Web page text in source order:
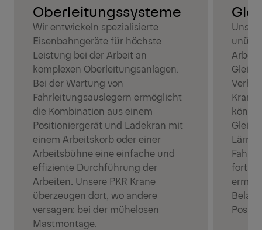
Oberleitungssysteme
Wir entwickeln spezialisierte
Eisenbahngeräte für höchste
Leistung bei der Arbeit an
komplexen Oberleitungsanlagen.
Bei der Wartung von
Fahrleitungsauslegern ermöglicht
die Kombination aus einem
Positioniergerät und Ladekran mit
einem Arbeitskorb oder einer
Arbeitsbühne eine einfache und
effiziente Durchführung der
Arbeiten. Unsere PKR Krane
überzeugen dort, wo andere
versagen: bei der mühelosen
Mastmontage.
Krane